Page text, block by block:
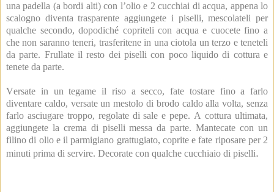
una padella (a bordi alti) con l’olio e 2 cucchiai di acqua, appena lo
scalogno diventa trasparente aggiungete i piselli, mescolateli per
qualche secondo, dopodiché copriteli con acqua e cuocete fino a
che non saranno teneri, trasferitene in una ciotola un terzo e teneteli
da parte. Frullate il resto dei piselli con poco liquido di cottura e
tenete da parte.
Versate in un tegame il riso a secco, fate tostare fino a farlo
diventare caldo, versate un mestolo di brodo caldo alla volta, senza
farlo asciugare troppo, regolate di sale e pepe. A cottura ultimata,
aggiungete la crema di piselli messa da parte. Mantecate con un
filino di olio e il parmigiano grattugiato, coprite e fate riposare per 2
minuti prima di servire. Decorate con qualche cucchiaio di piselli.